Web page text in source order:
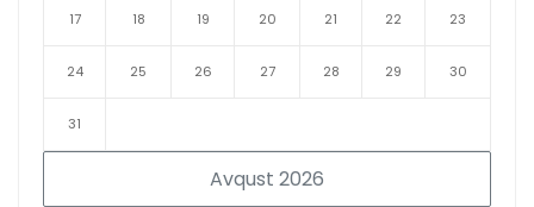
Avqust 2026
17 18 19 20 21 22 23
24 25 26 27 28 29 30
31